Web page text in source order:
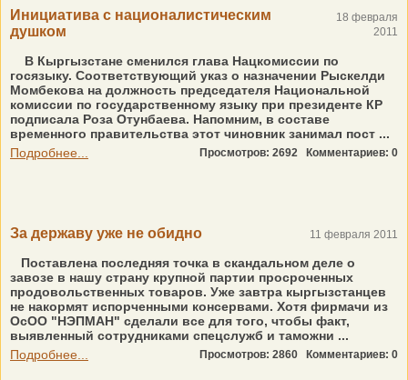
Инициатива с националистическим
душком
18 февраля
2011
В Кыргызстане сменился глава Нацкомиссии по
госязыку. Соответствующий указ о назначении Рыскелди
Момбекова на должность председателя Национальной
комиссии по государственному языку при президенте КР
подписала Роза Отунбаева. Напомним, в составе
временного правительства этот чиновник занимал пост ...
Подробнее...
Просмотров: 2692 Комментариев: 0
За державу уже не обидно 11 февраля 2011
Поставлена последняя точка в скандальном деле о
завозе в нашу страну крупной партии просроченных
продовольственных товаров. Уже завтра кыргызстанцев
не накормят испорченными консервами. Хотя фирмачи из
ОсОО "НЭПМАН" сделали все для того, чтобы факт,
выявленный сотрудниками спецслужб и таможни ...
Подробнее...
Просмотров: 2860 Комментариев: 0